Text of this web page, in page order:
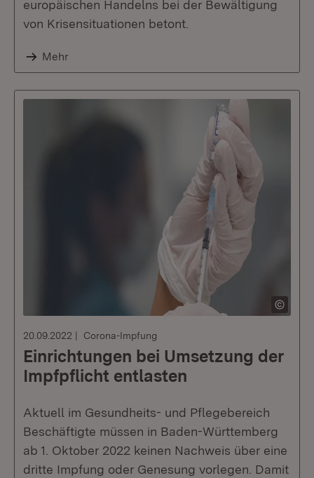
europäischen Handelns bei der Bewältigung
von Krisensituationen betont.
Mehr
20.09.2022 Corona-Impfung
Einrichtungen bei Umsetzung der
Impfpflicht entlasten
Aktuell im Gesundheits- und Pflegebereich
Beschäftigte müssen in Baden-Württemberg
ab 1. Oktober 2022 keinen Nachweis über eine
dritte Impfung oder Genesung vorlegen. Damit